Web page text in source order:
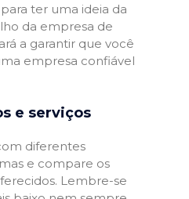
ter uma ideia da
da empresa de
a garantir que você
empresa confiável
e serviços
diferentes
e compare os
Lembre-se